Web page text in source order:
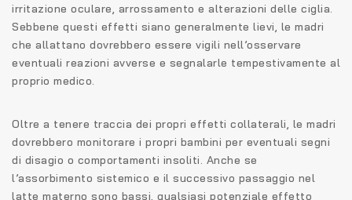
irritazione oculare, arrossamento e alterazioni delle ciglia.
Sebbene questi effetti siano generalmente lievi, le madri
che allattano dovrebbero essere vigili nell’osservare
eventuali reazioni avverse e segnalarle tempestivamente al
proprio medico.
Oltre a tenere traccia dei propri effetti collaterali, le madri
dovrebbero monitorare i propri bambini per eventuali segni
di disagio o comportamenti insoliti. Anche se
l’assorbimento sistemico e il successivo passaggio nel
latte materno sono bassi, qualsiasi potenziale effetto